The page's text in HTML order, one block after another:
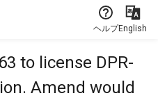
ヘルプEnglish
to license DPR-
Amend would